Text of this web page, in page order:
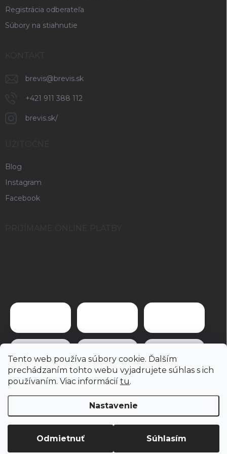
Tento web používa súbory cookie. Ďalším
prechádzaním tohto webu vyjadrujete súhlas s ich
používaním. Viac informácií tu.
Nastavenie
Odmietnuť Súhlasím
Registrácia odberateľa
Súbory na stiahnutie
KONTAKT
brevis@brevis.sk
+421 911 388 112
brevis.sk/
UŽITOČNÉ
Blog
Instagram
Facebook
PRIJÍMAME ONLINE PLATBY
Vytvoril Shoptet
Copyright 2026 . Všetky práva vyhradené.